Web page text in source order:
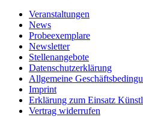
Veranstaltungen
News
Probeexemplare
Newsletter
Stellenangebote
Datenschutzerklärung
Allgemeine
Imprint
Erklärung zum Einsatz
Vertrag widerrufen